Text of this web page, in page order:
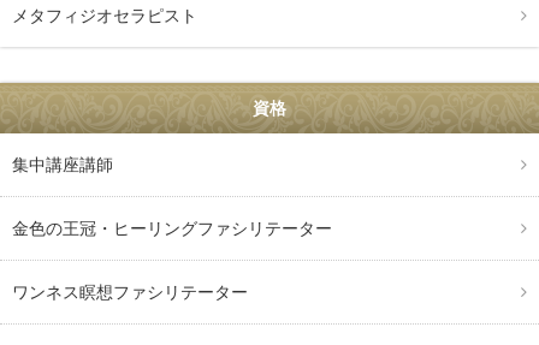
メタフィジオセラピスト
資格
集中講座講師
金色の王冠・ヒーリングファシリテーター
ワンネス瞑想ファシリテーター